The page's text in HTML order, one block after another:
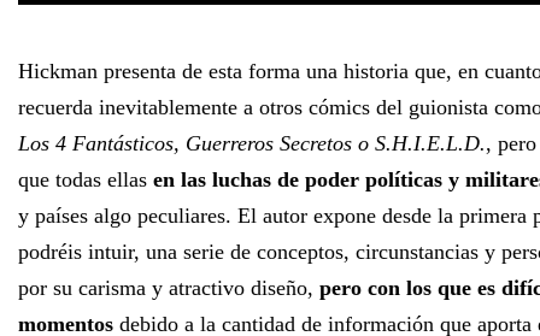
Hickman presenta de esta forma una historia que, en
recuerda inevitablemente a otros cómics del guionista
Los 4 Fantásticos, Guerreros Secretos o S.H.I.E.L.D.,
que todas ellas en las luchas de poder políticas y
y países algo peculiares. El autor expone desde la primera
podréis intuir, una serie de conceptos, circunstancias y
por su carisma y atractivo diseño, pero con los que es
momentos debido a la cantidad de información que aporta